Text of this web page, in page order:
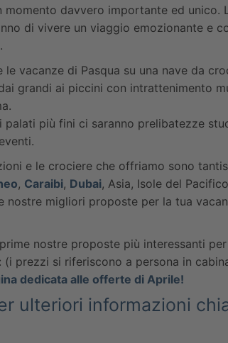
momento davvero importante ed unico.
di vivere un viaggio emozionante e
le vacanze di Pasqua su una nave da
grandi ai piccini con intrattenimento
palati più fini ci saranno prelibatezze
e le crociere che offriamo sono
, Caraibi, Dubai, Asia, Isole del
nostre migliori proposte per la tua
nostre proposte più interessanti
(i prezzi si riferiscono a persona in
dedicata alle offerte di Aprile!
ulteriori informazioni